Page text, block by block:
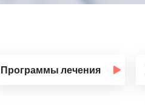
Программы лечения